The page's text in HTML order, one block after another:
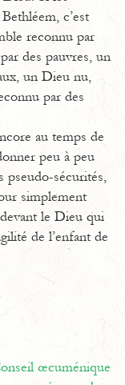
c’est
reconnu par
des pauvres, un
un Dieu nu,
par des
au temps de
peu à peu
pseudo-sécurités,
simplement
le Dieu qui
de l’enfant de
œcuménique